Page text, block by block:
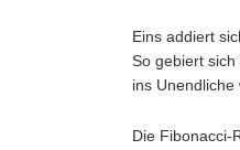
Eins addiert
So gebiert
ins Unendliche
Die Fibonacci-